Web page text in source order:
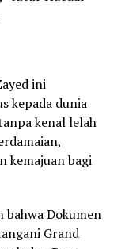
ini
kepada dunia
kenal lelah
kemajuan bagi
bahwa Dokumen
Grand